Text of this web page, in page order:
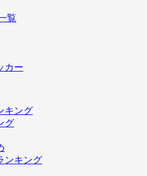
覧
カー
キング
グ
ンキング